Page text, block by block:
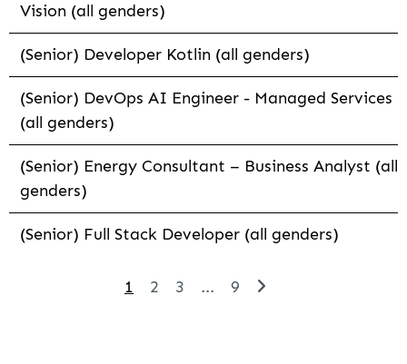
Vision (all genders)
(Senior) Developer Kotlin (all genders)
(Senior) DevOps AI Engineer - Managed Services
(all genders)
(Senior) Energy Consultant – Business Analyst (all
genders)
(Senior) Full Stack Developer (all genders)
1 2 3 ... 9